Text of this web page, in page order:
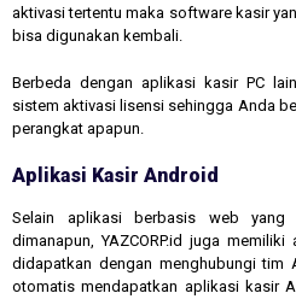
aktivasi tertentu maka software kasir
bisa digunakan kembali.
Berbeda dengan aplikasi kasir PC
sistem aktivasi lisensi sehingga Anda
perangkat apapun.
Aplikasi Kasir Android
Selain aplikasi berbasis web
dimanapun, YAZCORP.id juga
didapatkan dengan menghubungi tim
otomatis mendapatkan aplikasi kasir